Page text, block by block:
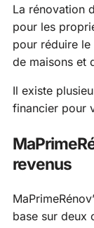
La rénovation
pour les
pour réduire le
de maisons et
Il existe
financier pour
revenus
base sur deux